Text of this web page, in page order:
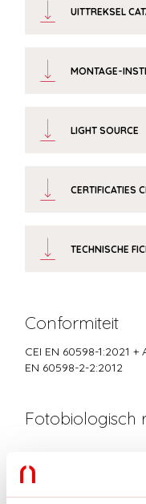
UITTREKSEL
MONTAGE-
LIGHT SOURCE
CERTIFICATIES
TECHNISCHE
Conformiteit
CEI EN 60598-1:2021 +
EN 60598-2-2:2012
Fotobiologisch
Gecertificeerd apparaat in
overeenstemming met de